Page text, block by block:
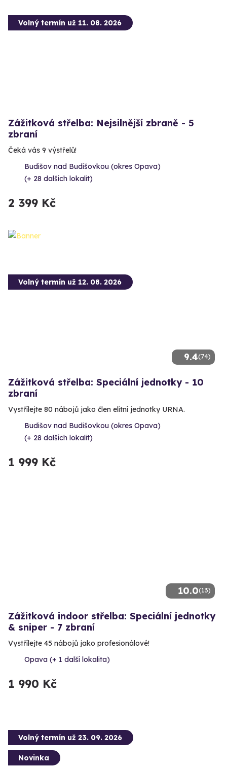
Volný termín už 11. 08. 2026
Zážitková střelba: Nejsilnější zbraně - 5
zbraní
Čeká vás 9 výstřelů!
Budišov nad Budišovkou (okres Opava)
(+ 28 dalších lokalit)
2 399 Kč
9.4(74)
Volný termín už 12. 08. 2026
Zážitková střelba: Speciální jednotky - 10
zbraní
Vystřílejte 80 nábojů jako člen elitní jednotky URNA.
Budišov nad Budišovkou (okres Opava)
(+ 28 dalších lokalit)
1 999 Kč
10.0(13)
Zážitková indoor střelba: Speciální jednotky
& sniper - 7 zbraní
Vystřílejte 45 nábojů jako profesionálové!
Opava (+ 1 další lokalita)
1 990 Kč
Volný termín už 23. 09. 2026
Novinka